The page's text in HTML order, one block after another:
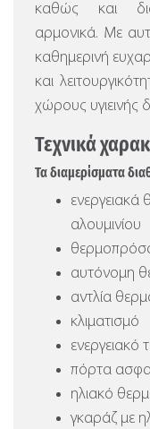
καθώς και
αρμονικά. Με
καθημερινή
και
χώρους υγιεινής
Τεχνικά
Τα διαμερίσματα
αλουμινίου
αυτόνομη
αντλία
κλιματισμό
ενεργειακό
πόρτα
ηλιακό
γκαράζ με